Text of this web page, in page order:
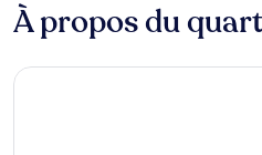
À propos du